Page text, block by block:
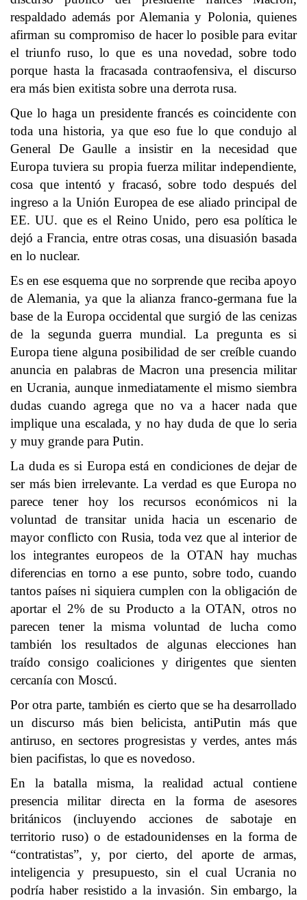
respaldado además por Alemania y Polonia, quienes
afirman su compromiso de hacer lo posible para evitar
el triunfo ruso, lo que es una novedad, sobre todo
porque hasta la fracasada contraofensiva, el discurso
era más bien exitista sobre una derrota rusa.
Que lo haga un presidente francés es coincidente con
toda una historia, ya que eso fue lo que condujo al
General De Gaulle a insistir en la necesidad que
Europa tuviera su propia fuerza militar independiente,
cosa que intentó y fracasó, sobre todo después del
ingreso a la Unión Europea de ese aliado principal de
EE. UU. que es el Reino Unido, pero esa política le
dejó a Francia, entre otras cosas, una disuasión basada
en lo nuclear.
Es en ese esquema que no sorprende que reciba apoyo
de Alemania, ya que la alianza franco-germana fue la
base de la Europa occidental que surgió de las cenizas
de la segunda guerra mundial. La pregunta es si
Europa tiene alguna posibilidad de ser creíble cuando
anuncia en palabras de Macron una presencia militar
en Ucrania, aunque inmediatamente el mismo siembra
dudas cuando agrega que no va a hacer nada que
implique una escalada, y no hay duda de que lo seria
y muy grande para Putin.
La duda es si Europa está en condiciones de dejar de
ser más bien irrelevante. La verdad es que Europa no
parece tener hoy los recursos económicos ni la
voluntad de transitar unida hacia un escenario de
mayor conflicto con Rusia, toda vez que al interior de
los integrantes europeos de la OTAN hay muchas
diferencias en torno a ese punto, sobre todo, cuando
tantos países ni siquiera cumplen con la obligación de
aportar el 2% de su Producto a la OTAN, otros no
parecen tener la misma voluntad de lucha como
también los resultados de algunas elecciones han
traído consigo coaliciones y dirigentes que sienten
cercanía con Moscú.
Por otra parte, también es cierto que se ha desarrollado
un discurso más bien belicista, antiPutin más que
antiruso, en sectores progresistas y verdes, antes más
bien pacifistas, lo que es novedoso.
En la batalla misma, la realidad actual contiene
presencia militar directa en la forma de asesores
británicos (incluyendo acciones de sabotaje en
territorio ruso) o de estadounidenses en la forma de
“contratistas”, y, por cierto, del aporte de armas,
inteligencia y presupuesto, sin el cual Ucrania no
podría haber resistido a la invasión. Sin embargo, la